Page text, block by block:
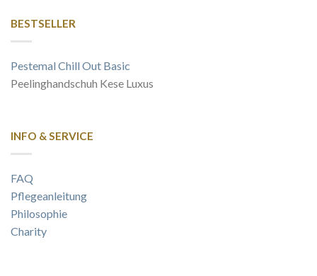
BESTSELLER
Pestemal Chill Out Basic
Peelinghandschuh Kese Luxus
INFO & SERVICE
FAQ
Pflegeanleitung
Philosophie
Charity